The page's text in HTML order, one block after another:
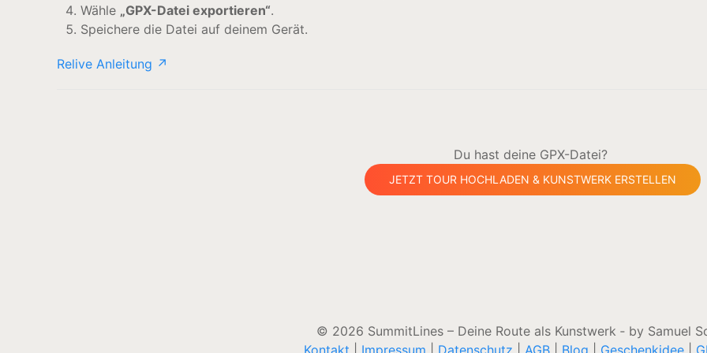
Wähle „GPX-Datei exportieren“.
Speichere die Datei auf deinem Gerät.
Relive Anleitung ↗
Du hast deine GPX-Datei?
JETZT TOUR HOCHLADEN & KUNSTWERK ERSTELLEN
© 2026 SummitLines – Deine Route als Kunstwerk ‐ by Samuel
Kontakt
Impressum Datenschutz AGB| Blog Geschenkidee|